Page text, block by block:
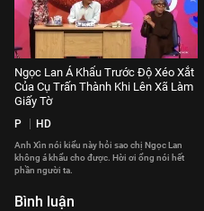
Ngọc Lan Á Khẩu Trước Độ Xéo Xắt
Của Cụ Trấn Thành Khi Lên Xã Làm
Giấy Tờ
P HD
Anh Xìn nói kiểu này hỏi sao chị Ngọc Lan
không á khẩu cho được. Hời ơi ổng nói hết
phần người ta.
Bình luận